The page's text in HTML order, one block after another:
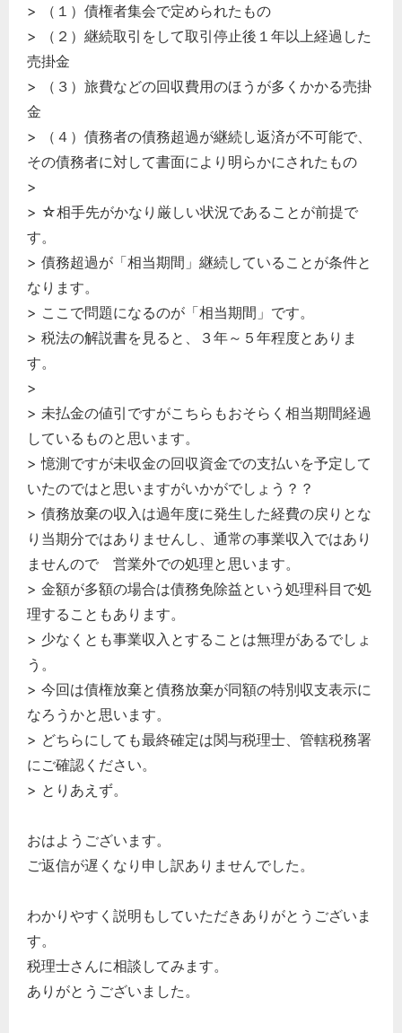
> （１）債権者集会で定められたもの
> （２）継続取引をして取引停止後１年以上経過した
売掛金
> （３）旅費などの回収費用のほうが多くかかる売掛
金
> （４）債務者の債務超過が継続し返済が不可能で、
その債務者に対して書面により明らかにされたもの
>
> ☆相手先がかなり厳しい状況であることが前提で
す。
> 債務超過が「相当期間」継続していることが条件と
なります。
> ここで問題になるのが「相当期間」です。
> 税法の解説書を見ると、３年～５年程度とありま
す。
>
> 未払金の値引ですがこちらもおそらく相当期間経過
しているものと思います。
> 憶測ですが未収金の回収資金での支払いを予定して
いたのではと思いますがいかがでしょう？？
> 債務放棄の収入は過年度に発生した経費の戻りとな
り当期分ではありませんし、通常の事業収入ではあり
ませんので 営業外での処理と思います。
> 金額が多額の場合は債務免除益という処理科目で処
理することもあります。
> 少なくとも事業収入とすることは無理があるでしょ
う。
> 今回は債権放棄と債務放棄が同額の特別収支表示に
なろうかと思います。
> どちらにしても最終確定は関与税理士、管轄税務署
にご確認ください。
> とりあえず。
おはようございます。
ご返信が遅くなり申し訳ありませんでした。
わかりやすく説明もしていただきありがとうございま
す。
税理士さんに相談してみます。
ありがとうございました。